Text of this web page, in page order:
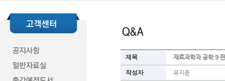
제목 재료과학과 공학 9 판
작성자 유지윤